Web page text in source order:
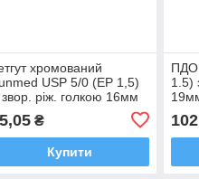
хромований
USP 5/0 (EP 1,5)
звор. ріж. голкою 16мм
₴
Купити
ПДО
1.5)